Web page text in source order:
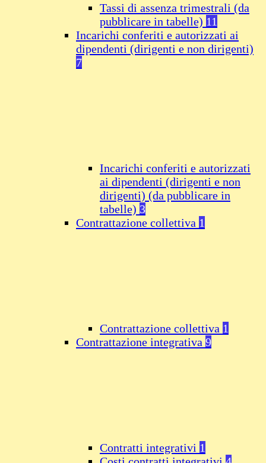
Tassi di assenza trimestrali (da
pubblicare in tabelle) 11
Incarichi conferiti e autorizzati ai
dipendenti (dirigenti e non dirigenti)
7
Incarichi conferiti e autorizzati
ai dipendenti (dirigenti e non
dirigenti) (da pubblicare in
tabelle) 3
Contrattazione collettiva 1
Contrattazione collettiva 1
Contrattazione integrativa 9
Contratti integrativi 1